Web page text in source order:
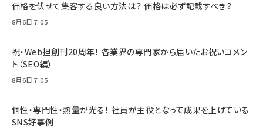
価格を伏せて集客する良い方法は？ 価格は必ず記載すべき？
8月6日 7:05
祝・Web担創刊20周年！ 各業界の専門家から届いたお祝いコメン
ト（SEO編）
8月6日 7:05
個性・専門性・熱量が光る！ 社員が主役となって成果を上げている
SNS好事例